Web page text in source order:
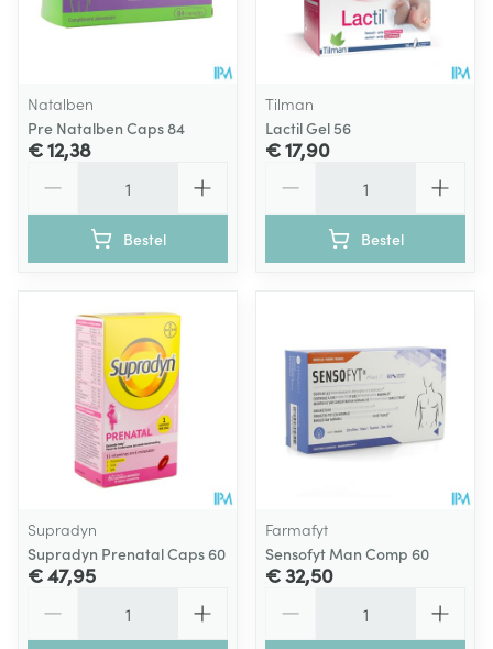
Natalben
Pre Natalben Caps 84
€ 12,38
Bestel
Tilman
Lactil Gel 56
€ 17,90
Bestel
Supradyn
Supradyn Prenatal Caps 60
€ 47,95
Farmafyt
Sensofyt Man Comp 60
€ 32,50